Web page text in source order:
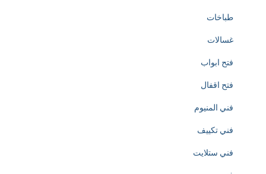
e
a
o
n
o
طباخات
غسالات
فتح ابواب
فتح اقفال
فني المنيوم
فني تكييف
فني ستلايت